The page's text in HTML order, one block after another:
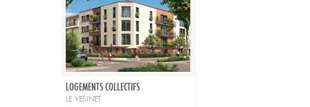
LOGEMENTS COLLECTIFS
le vesinet